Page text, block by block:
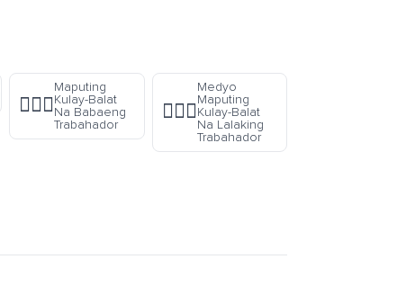
👷🏻‍♀️
Maputing
Kulay-Balat
Na Babaeng
Trabahador
👷🏼‍♂️
Medyo
Maputing
Kulay-Balat
Na Lalaking
Trabahador